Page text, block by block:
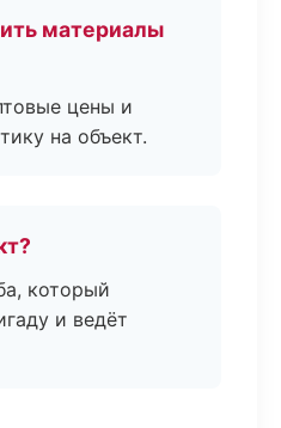
материалы
цены и
на объект.
который
и ведёт